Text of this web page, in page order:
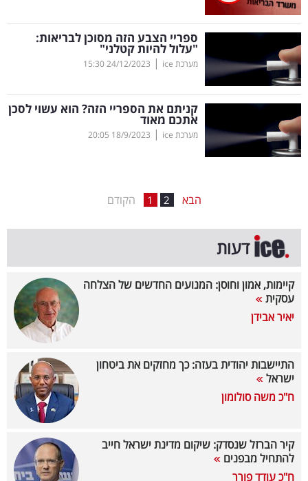
רכב
בריאות
תרבות
ופנאי
תיירות
המילון
הכלכלי
פודקאסט
40
ספריי הצבע הזה מסוכן לבריאות:
"עלול להיות קטלני"
מערכת ice |
24/12/2023
15:30
קניתם את הספריי הזה? הוא עשוי לסכן
אתכם מאוד
מערכת ice |
18/9/2023
20:05
הקודם 1 2 הבא
דעות
קיימות, אמון וחוסן: המנועים החדשים של הצלחה
עסקית
יאיר אבידן
התיישבות יהודית בעזה: כך מחזקים את ביטחון
ישראל
ח"כ משה סולומון
קיר הברזל שנסדק: שיקום מדינת ישראל חייב
להתחיל מבפנים
ח"כ עודד פורר